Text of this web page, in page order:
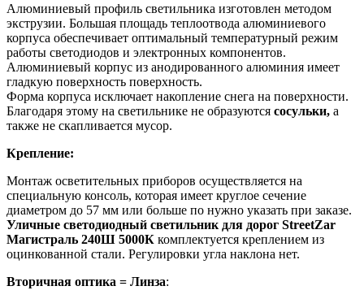
Алюминиевый профиль светильника изготовлен методом
экструзии. Большая площадь теплоотвода алюминиевого
корпуса обеспечивает оптимальный температурный режим
работы светодиодов и электронных компонентов.
Алюминиевый корпус из анодированного алюминия имеет
гладкую поверхность поверхность.
Форма корпуса исключает накопление снега на поверхности.
Благодаря этому на светильнике не образуются сосульки, а
также не скапливается мусор.
Крепление:
Монтаж осветительных приборов осуществляется на
специальную консоль, которая имеет круглое сечение
диаметром до 57 мм или больше по нужно указать при заказе.
Уличные светодиодный светильник для дорог StreetZar
Магистраль 240Ш 5000К комплектуется креплением из
оцинкованной стали. Регулировки угла наклона нет.
Вторичная оптика = Линза: